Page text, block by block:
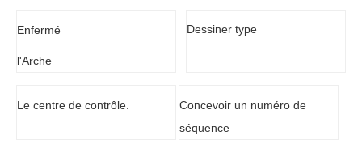
Enfermé
l'Arche
Dessiner type
Le centre de contrôle.
Concevoir un numéro de
séquence